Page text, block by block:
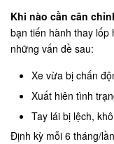
Khi nào cần cân
bạn tiến hành thay lốp
những vấn đề sau:
Xe vừa bị chấn
Xuất hiên tình
Tay lái bị lệch,
Định kỳ mỗi 6 tháng/